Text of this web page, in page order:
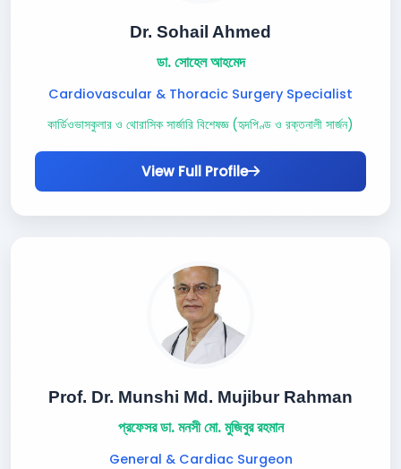
Dr. Sohail Ahmed
ডা. সোহেল আহমেদ
Cardiovascular & Thoracic Surgery Specialist
কার্ডিওভাসকুলার ও থোরাসিক সার্জারি বিশেষজ্ঞ (হৃদপিণ্ড ও রক্তনালী সার্জন)
View Full Profile
Prof. Dr. Munshi Md. Mujibur Rahman
প্রফেসর ডা. মনসী মো. মুজিবুর রহমান
General & Cardiac Surgeon